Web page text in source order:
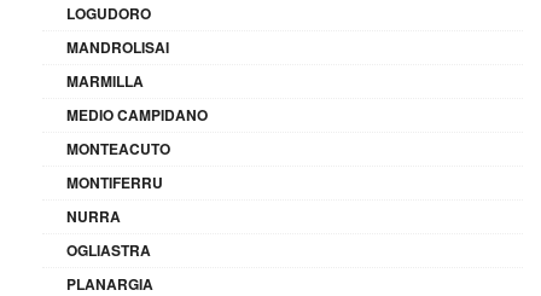
LOGUDORO
MANDROLISAI
MARMILLA
MEDIO CAMPIDANO
MONTEACUTO
MONTIFERRU
NURRA
OGLIASTRA
PLANARGIA